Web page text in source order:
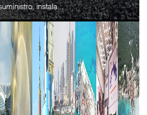
instala...